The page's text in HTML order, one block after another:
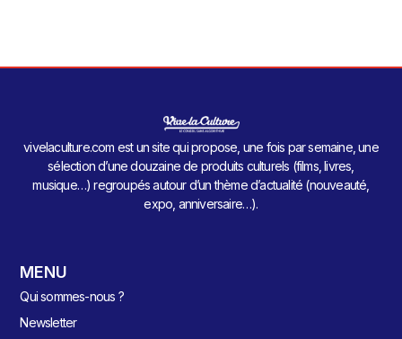
vivelaculture.com est un site qui propose, une fois par semaine, une
sélection d’une douzaine de produits culturels (films, livres,
musique…) regroupés autour d’un thème d’actualité (nouveauté,
expo, anniversaire…).
MENU
Qui sommes-nous ?
Newsletter